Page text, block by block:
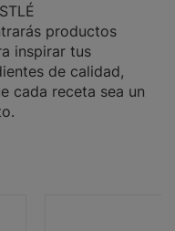
productos
inspirar tus
de calidad,
cada receta sea un